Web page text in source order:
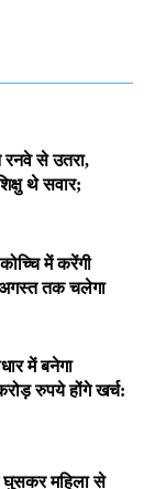
रनवे से उतरा,
थे सवार;
में करेंगी
तक चलेगा
में बनेगा
करोड़ रुपये होंगे खर्च:
घुसकर महिला से